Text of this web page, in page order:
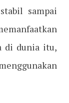
sampai
di dunia itu,